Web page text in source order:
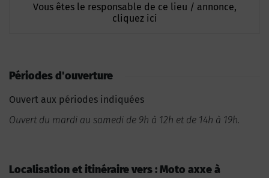
Vous êtes le responsable de ce lieu / annonce,
cliquez ici
Périodes d'ouverture
Ouvert aux périodes indiquées
Ouvert du mardi au samedi de 9h à 12h et de 14h à 19h.
Localisation et itinéraire vers : Moto axxe à